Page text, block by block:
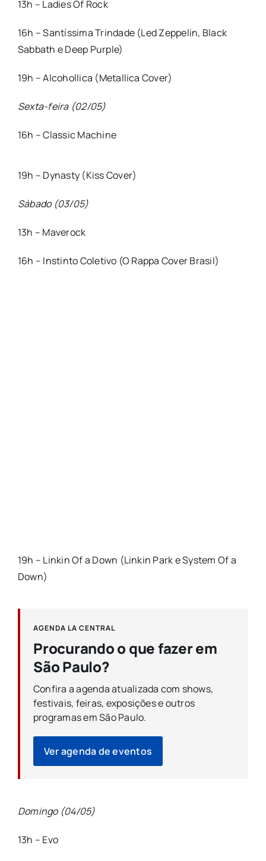
13h – Ladies Of Rock
16h – Santíssima Trindade (Led Zeppelin, Black
Sabbath e Deep Purple)
19h – Alcohollica (Metallica Cover)
Sexta-feira (02/05)
16h – Classic Machine
19h – Dynasty (Kiss Cover)
Sábado (03/05)
13h – Maverock
16h – Instinto Coletivo (O Rappa Cover Brasil)
19h – Linkin Of a Down (Linkin Park e System Of a
Down)
AGENDA LA CENTRAL
Procurando o que fazer em
São Paulo?
Confira a agenda atualizada com shows,
festivais, feiras, exposições e outros
programas em São Paulo.
Ver agenda de eventos
Domingo (04/05)
13h – Evo